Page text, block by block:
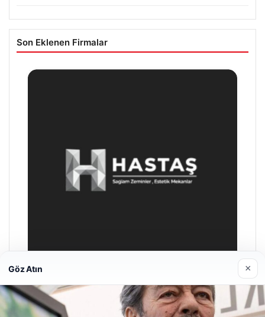
Son Eklenen Firmalar
Enes Kaplan Avukatlık Bürosu
Göz Atın ×